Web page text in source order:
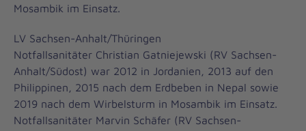
Mosambik im Einsatz.
LV Sachsen-Anhalt/Thüringen
Notfallsanitäter Christian Gatniejewski (RV Sachsen-
Anhalt/Südost) war 2012 in Jordanien, 2013 auf den
Philippinen, 2015 nach dem Erdbeben in Nepal sowie
2019 nach dem Wirbelsturm in Mosambik im Einsatz.
Notfallsanitäter Marvin Schäfer (RV Sachsen-